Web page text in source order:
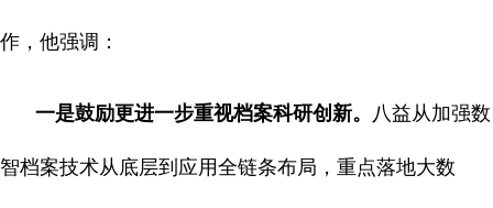
作，他强调：
一是鼓励更进一步重视档案科研创新。 八益从加强数
智档案技术从底层到应用全链条布局，重点落地大数